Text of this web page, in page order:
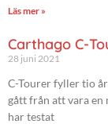
Läs mer »
Carthago C-
28 juni 2021
C-Tourer fyller tio
gått från att vara
har testat